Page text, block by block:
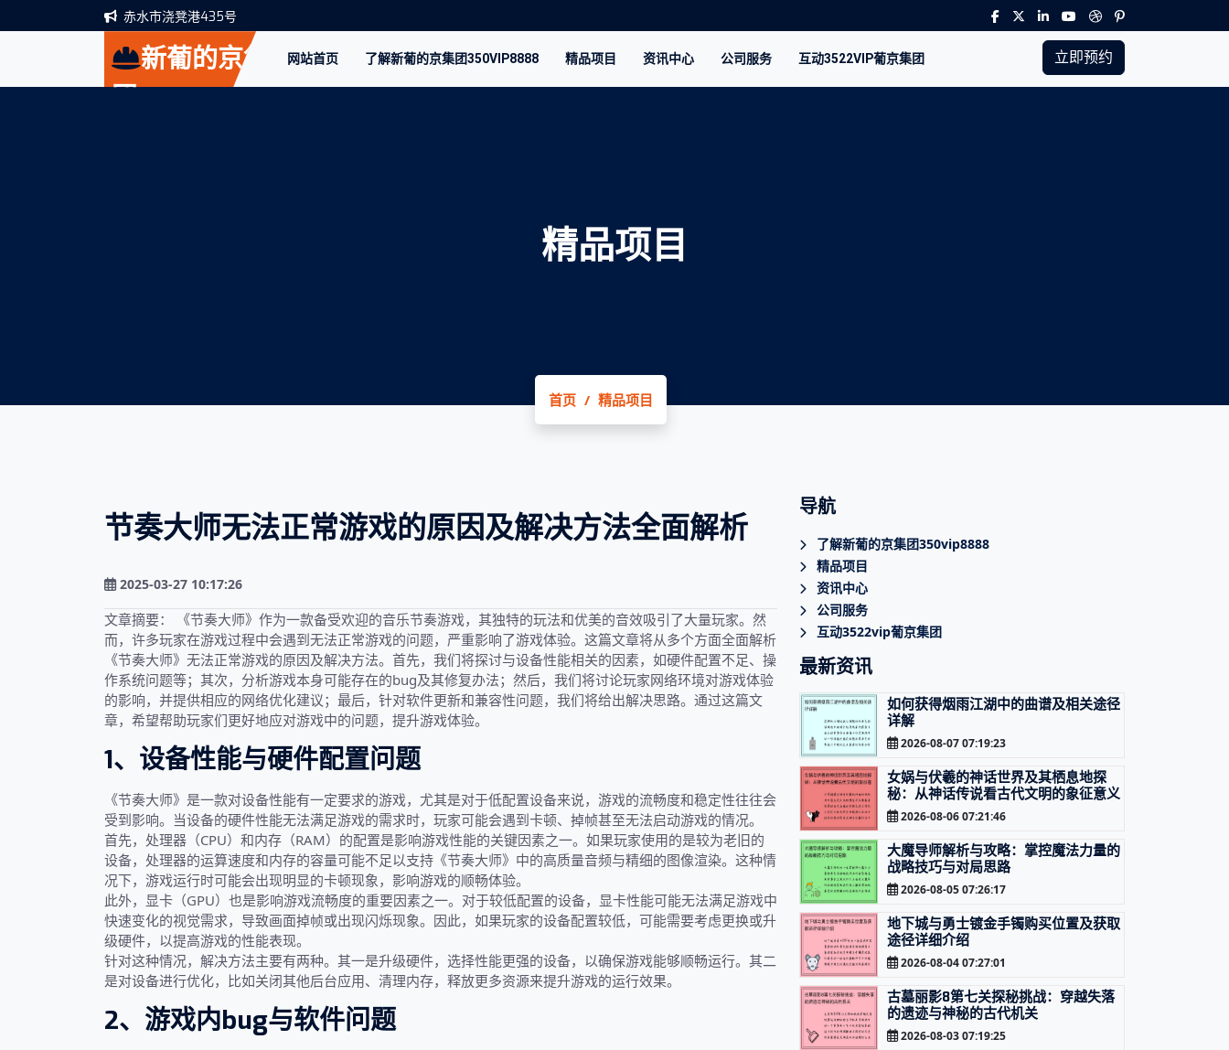
赤水市浇凳港435号
新葡的京集
团
网站首页 了解新葡的京集团350VIP8888 精品项目 资讯中心 公司服务 互动3522VIP葡京集团 立即预约
精品项目
首页 精品项目
节奏大师无法正常游戏的原因及解决方法全面解析
2025-03-27 10:17:26
文章摘要： 《节奏大师》作为一款备受欢迎的音乐节奏游戏，其独特的玩法和优美的音效吸引了大量玩家。然
而，许多玩家在游戏过程中会遇到无法正常游戏的问题，严重影响了游戏体验。这篇文章将从多个方面全面解析
《节奏大师》无法正常游戏的原因及解决方法。首先，我们将探讨与设备性能相关的因素，如硬件配置不足、操
作系统问题等；其次，分析游戏本身可能存在的bug及其修复办法；然后，我们将讨论玩家网络环境对游戏体验
的影响，并提供相应的网络优化建议；最后，针对软件更新和兼容性问题，我们将给出解决思路。通过这篇文
章，希望帮助玩家们更好地应对游戏中的问题，提升游戏体验。
1、设备性能与硬件配置问题
《节奏大师》是一款对设备性能有一定要求的游戏，尤其是对于低配置设备来说，游戏的流畅度和稳定性往往会
受到影响。当设备的硬件性能无法满足游戏的需求时，玩家可能会遇到卡顿、掉帧甚至无法启动游戏的情况。
首先，处理器（CPU）和内存（RAM）的配置是影响游戏性能的关键因素之一。如果玩家使用的是较为老旧的
设备，处理器的运算速度和内存的容量可能不足以支持《节奏大师》中的高质量音频与精细的图像渲染。这种情
况下，游戏运行时可能会出现明显的卡顿现象，影响游戏的顺畅体验。
此外，显卡（GPU）也是影响游戏流畅度的重要因素之一。对于较低配置的设备，显卡性能可能无法满足游戏中
快速变化的视觉需求，导致画面掉帧或出现闪烁现象。因此，如果玩家的设备配置较低，可能需要考虑更换或升
级硬件，以提高游戏的性能表现。
针对这种情况，解决方法主要有两种。其一是升级硬件，选择性能更强的设备，以确保游戏能够顺畅运行。其二
是对设备进行优化，比如关闭其他后台应用、清理内存，释放更多资源来提升游戏的运行效果。
2、游戏内bug与软件问题
导航
了解新葡的京集团350vip8888
精品项目
资讯中心
公司服务
互动3522vip葡京集团
最新资讯
如何获得烟雨江湖中的曲谱及相关途径
详解
2026-08-07 07:19:23
女娲与伏羲的神话世界及其栖息地探
秘：从神话传说看古代文明的象征意义
2026-08-06 07:21:46
大魔导师解析与攻略：掌控魔法力量的
战略技巧与对局思路
2026-08-05 07:26:17
地下城与勇士镀金手镯购买位置及获取
途径详细介绍
2026-08-04 07:27:01
古墓丽影8第七关探秘挑战：穿越失落
的遗迹与神秘的古代机关
2026-08-03 07:19:25